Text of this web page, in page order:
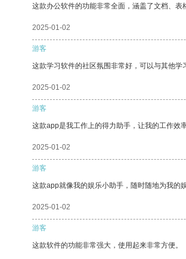
这款办公软件的功能非常全面，涵盖了文档、表
2025-01-02
游客
这款学习软件的社区氛围非常好，可以与其他学
2025-01-02
游客
这款app是我工作上的得力助手，让我的工作效
2025-01-02
游客
这款app就像我的娱乐小助手，随时随地为我的
2025-01-02
游客
这款软件的功能非常强大，使用起来非常方便。